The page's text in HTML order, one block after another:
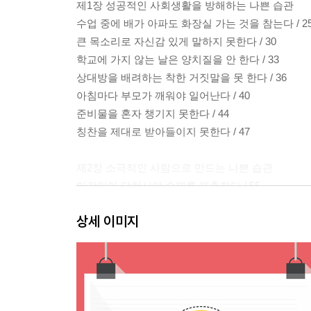
제1장 성공적인 사회생활을 방해하는 나쁜 습관
수업 중에 배가 아파도 화장실 가는 것을 참는다 /
큰 목소리로 자신감 있게 말하지 못한다 / 30
학교에 가지 않는 날은 양치질을 안 한다 / 33
상대방을 배려하는 착한 거짓말을 못 한다 / 36
아침마다 부모가 깨워야 일어난다 / 40
준비물을 혼자 챙기지 못한다 / 44
칭찬을 제대로 받아들이지 못한다 / 47
마감일이 닥쳐서야 숙제를 제출한다 / 55
부모가 자신의 물건을 함부로 만져도 개의치 않는다
만사를 귀찮아 한다 / 68
준비물을 부모가 대신 가져다준다 / 73
뭘 해도 피곤하기만 하다고 생각한다 / 76
상세 이미지